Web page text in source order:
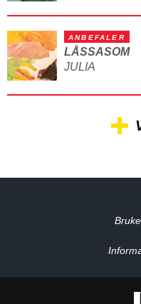
ANBEFALER
LÅSSASOM
JULIA